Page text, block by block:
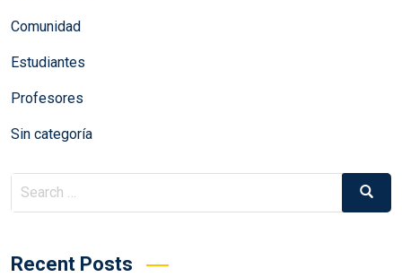
Comunidad
Estudiantes
Profesores
Sin categoría
Search
Search
Recent Posts